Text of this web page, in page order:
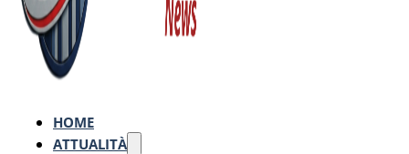
HOME
ATTUALITÀ